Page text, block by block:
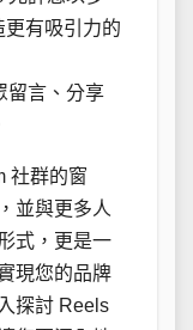
有吸引力的
留言、分享
社群的窗
並與更多人
式，更是一
現您的品牌
探討 Reels